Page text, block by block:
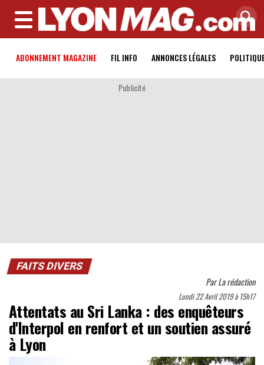
MENU
ABONNEMENT MAGAZINE FIL INFO ANNONCES LÉGALES
Publicité
FAITS DIVERS
ParLa rédaction
Lundi 22 Avril 2019 à 15h17
Attentats au Sri Lanka : des enquêteurs
d'Interpol en renfort et un soutien assuré
à Lyon